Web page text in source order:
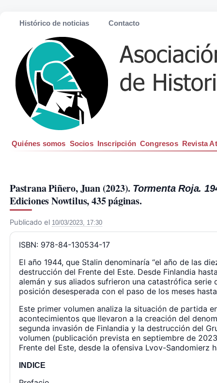
Histórico de noticias Contacto
Quiénes somos Socios Inscripción Congresos Revista
Pastrana Piñero, Juan (2023). Tormenta Roja.
Ediciones Nowtilus, 435 páginas.
Publicado el 10/03/2023, 17:30
ISBN: 978-84-130534-17
El año 1944, que Stalin denominaría “el año de las
destrucción del Frente del Este. Desde Finlandia
alemán y sus aliados sufrieron una catastrófica serie
posición desesperada con el paso de los meses
Este primer volumen analiza la situación de partida
acontecimientos que llevaron a la creación del
segunda invasión de Finlandia y la destrucción del
volumen (publicación prevista en septiembre de
Frente del Este, desde la ofensiva Lvov-Sandomierz
INDICE